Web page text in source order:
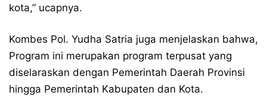
kota,” ucapnya.
Kombes Pol. Yudha Satria juga menjelaskan bahwa,
Program ini merupakan program terpusat yang
diselaraskan dengan Pemerintah Daerah Provinsi
hingga Pemerintah Kabupaten dan Kota.